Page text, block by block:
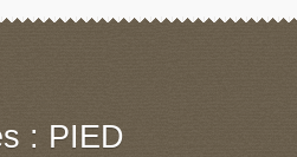
: PIED